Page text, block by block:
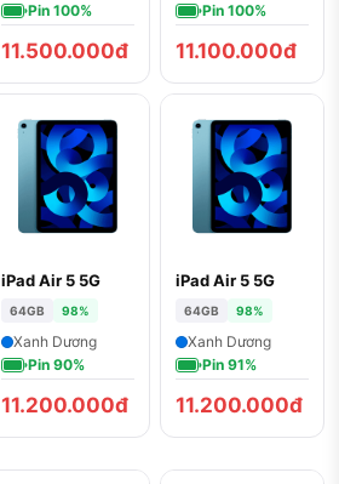
Pin 100%
11.500.000đ
Pin 100%
11.100.000đ
iPad Air 5 5G
64GB 98%
Xanh Dương
Pin 90%
11.200.000đ
iPad Air 5 5G
64GB 98%
Xanh Dương
Pin 91%
11.200.000đ